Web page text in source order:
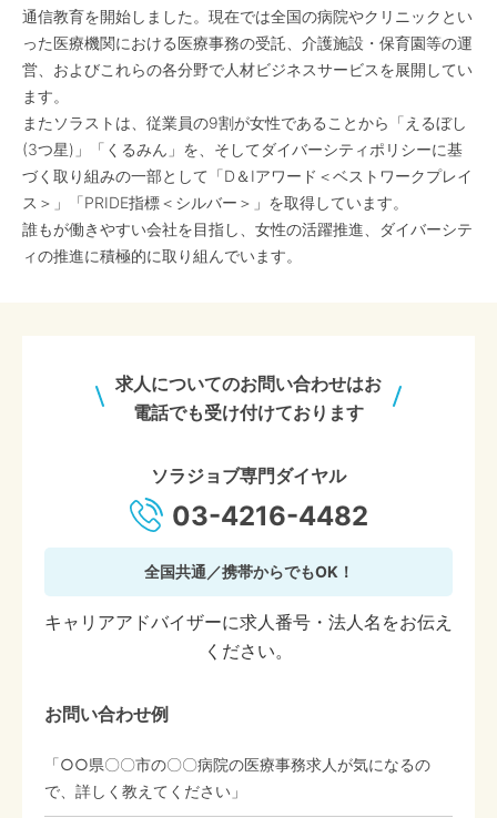
通信教育を開始しました。現在では全国の病院やクリニックとい
った医療機関における医療事務の受託、介護施設・保育園等の運
営、およびこれらの各分野で人材ビジネスサービスを展開してい
ます。
またソラストは、従業員の9割が女性であることから「えるぼし
(3つ星)」「くるみん」を、そしてダイバーシティポリシーに基
づく取り組みの一部として「D＆Iアワード＜ベストワークプレイ
ス＞」「PRIDE指標＜シルバー＞」を取得しています。
誰もが働きやすい会社を目指し、女性の活躍推進、ダイバーシテ
ィの推進に積極的に取り組んでいます。
求人についてのお問い合わせはお
電話でも受け付けております
ソラジョブ専門ダイヤル
03-4216-4482
全国共通／携帯からでもOK！
キャリアアドバイザーに求人番号・法人名をお伝え
ください。
お問い合わせ例
「○○県〇〇市の〇〇病院の医療事務求人が気になるの
で、詳しく教えてください」